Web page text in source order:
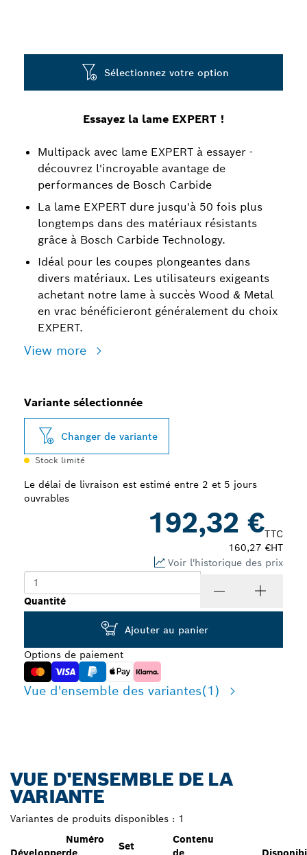
Essayez la lame EXPERT !
Multipack avec lame EXPERT à essayer -
découvrez l'incroyable avantage de
performances de Bosch Carbide
La lame EXPERT dure jusqu'à 50 fois plus
longtemps dans des matériaux résistants
grâce à Bosch Carbide Technology.
Idéal pour les coupes plongeantes dans
divers matériaux. Les utilisateurs exigeants
achetant notre lame à succès Wood & Metal
en vrac bénéficieront généralement du choix
EXPERT.
View more
Sélectionnez votre option
Variante sélectionnée
Changer de variante
Stock limité
Le délai de livraison est estimé entre 2 et 5 jours
ouvrables
192,32 €TTC
160,27 €HT
Voir l'historique des prix
Quantité
Ajouter au panier
Options de paiement
Vue d'ensemble des variantes(1)
VUE D'ENSEMBLE DE LA
VARIANTE
Variantes de produits disponibles : 1
Numéro
Set
Contenu